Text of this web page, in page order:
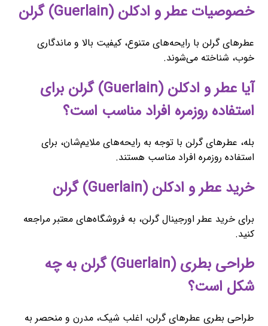
خصوصیات عطر و ادکلن (Guerlain) گرلن
عطرهای گرلن با رایحه‌های متنوع، کیفیت بالا و ماندگاری
خوب، شناخته می‌شوند.
آیا عطر و ادکلن (Guerlain) گرلن برای
استفاده روزمره افراد مناسب است؟
بله، عطرهای گرلن با توجه به رایحه‌های ملایم‌شان، برای
استفاده روزمره افراد مناسب هستند.
خرید عطر و ادکلن (Guerlain) گرلن
برای خرید عطر اورجینال گرلن، به فروشگاه‌های معتبر مراجعه
کنید.
طراحی بطری (Guerlain) گرلن به چه
شکل است؟
طراحی بطری عطرهای گرلن، اغلب شیک، مدرن و منحصر به